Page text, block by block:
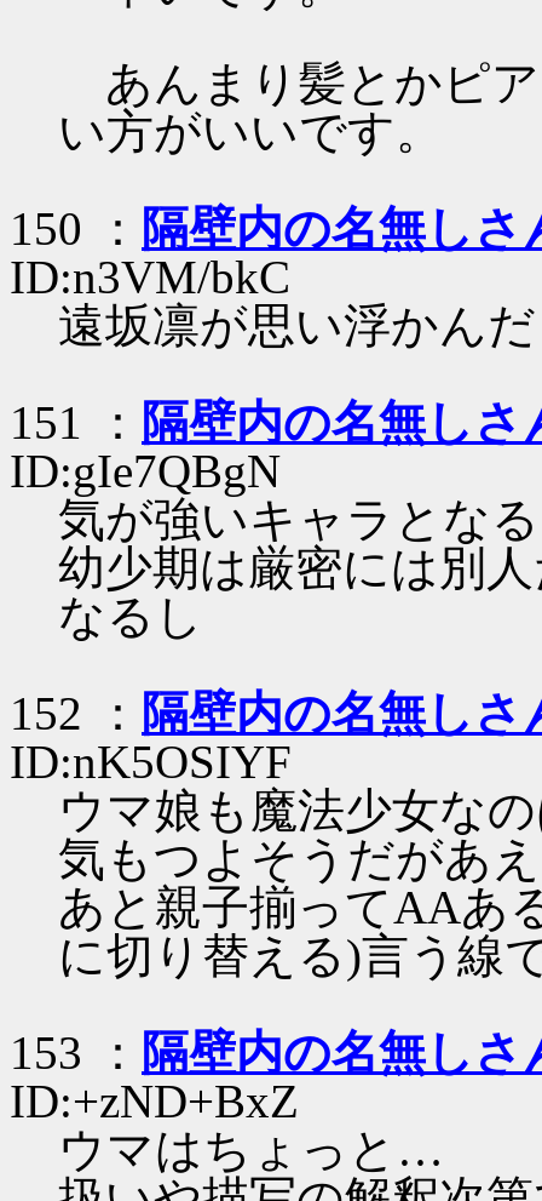
あんまり髪とかピ
い方がいいです。
150 ： 隔壁内の名無しさ
ID:n3VM/bkC
遠坂凛が思い浮かんだ
151 ： 隔壁内の名無しさ
ID:gIe7QBgN
気が強いキャラとな
幼少期は厳密には別
なるし
152 ： 隔壁内の名無しさ
ID:nK5OSIYF
ウマ娘も魔法少女な
気もつよそうだがあ
あと親子揃ってAAあ
に切り替える)言う線
153 ： 隔壁内の名無しさ
ID:+zND+BxZ
ウマはちょっと…